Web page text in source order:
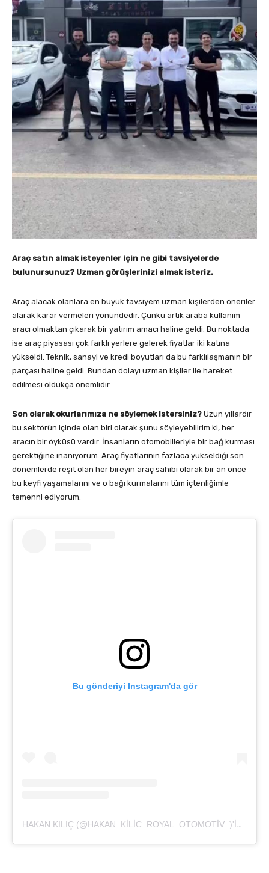
Araç satın almak isteyenler için ne gibi tavsiyelerde
bulunursunuz? Uzman görüşlerinizi almak isteriz.
Araç alacak olanlara en büyük tavsiyem uzman kişilerden öneriler
alarak karar vermeleri yönündedir. Çünkü artık araba kullanım
aracı olmaktan çıkarak bir yatırım amacı haline geldi. Bu noktada
ise araç piyasası çok farklı yerlere gelerek fiyatlar iki katına
yükseldi. Teknik, sanayi ve kredi boyutları da bu farklılaşmanın bir
parçası haline geldi. Bundan dolayı uzman kişiler ile hareket
edilmesi oldukça önemlidir.
Son olarak okurlarımıza ne söylemek istersiniz? Uzun yıllardır
bu sektörün içinde olan biri olarak şunu söyleyebilirim ki, her
aracın bir öyküsü vardır. İnsanların otomobilleriyle bir bağ kurması
gerektiğine inanıyorum. Araç fiyatlarının fazlaca yükseldiği son
dönemlerde reşit olan her bireyin araç sahibi olarak bir an önce
bu keyfi yaşamalarını ve o bağı kurmalarını tüm içtenliğimle
temenni ediyorum.
Bu gönderiyi Instagram'da gör
HAKAN KILIÇ (@HAKAN_KILIC_ROYAL_OTOMOTIV_)'IN PAYLAŞTIĞI BIR GÖNDERI